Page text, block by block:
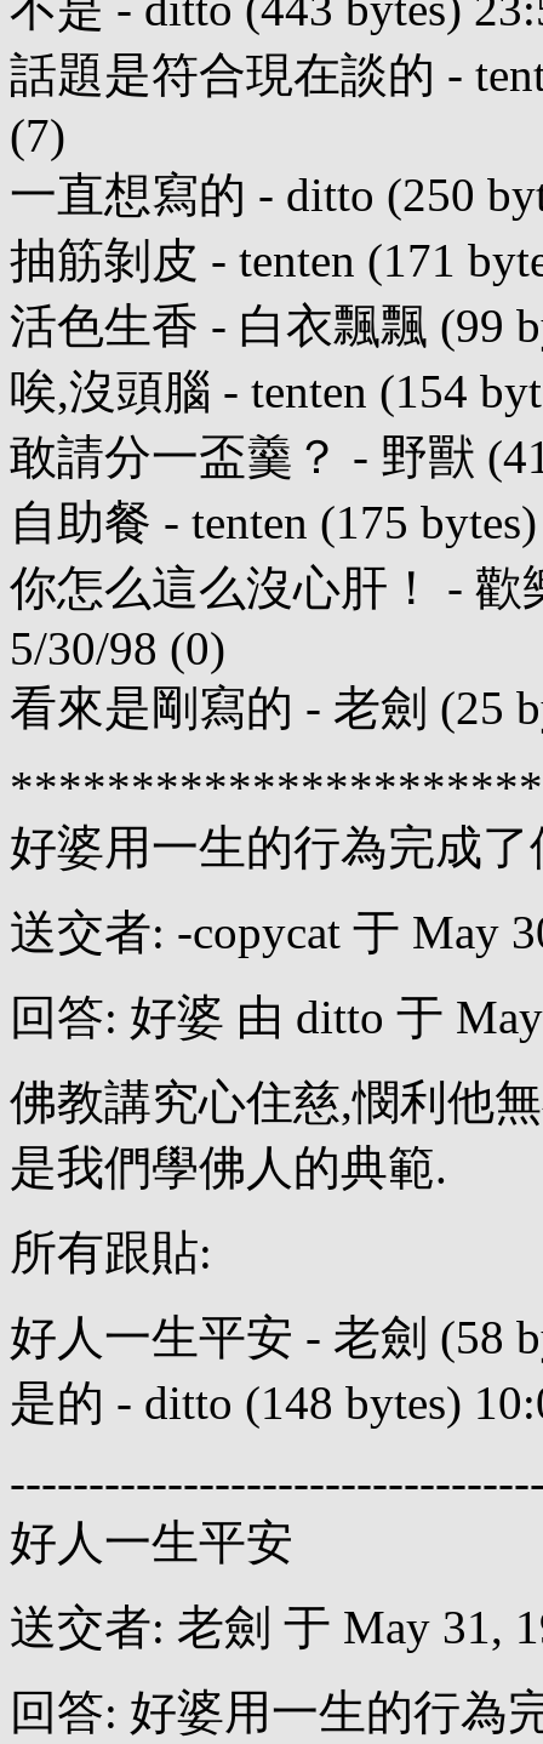
話題是符合現在談的 -
(7)
一直想寫的 - ditto (250
抽筋剝皮 - tenten (171
活色生香 - 白衣飄飄 (99
唉,沒頭腦 - tenten (154
敢請分一盃羹？ - 野獸
自助餐 - tenten (175
你怎么這么沒心肝！ - 歡
5/30/98 (0)
看來是剛寫的 - 老劍 (25
好婆用一生的行為完成
送交者: -copycat 于 May
回答: 好婆 由 ditto 于
佛教講究心住慈,憫利他
是我們學佛人的典範.
所有跟貼:
好人一生平安 - 老劍 (58
是的 - ditto (148 bytes)
好人一生平安
送交者: 老劍 于 May 31,
回答: 好婆用一生的行為